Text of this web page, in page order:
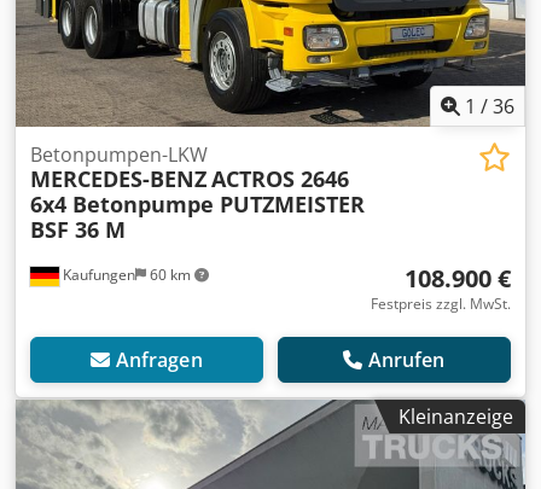
1 /36
Kaufungen 60 km
Betonpumpen-LKW
MERCEDES-BENZACTROS 2646
6x4 Betonpumpe PUTZMEISTER
BSF 36 M
108.900 €
Festpreis zzgl. MwSt.
Anfragen Anrufen
Kleinanzeige